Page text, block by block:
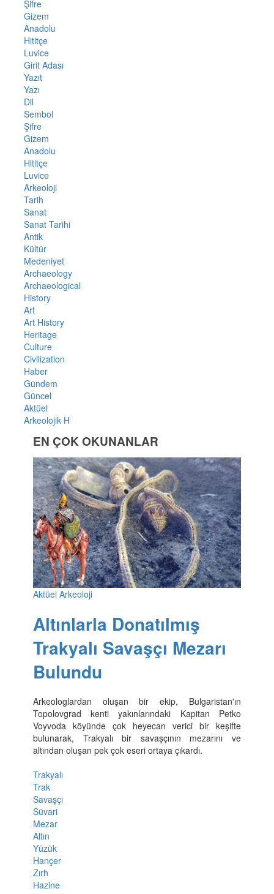
Şifre
Gizem
Anadolu
Hititçe
Luvice
Girit Adası
Yazıt
Yazı
Dil
Sembol
Şifre
Gizem
Anadolu
Hititçe
Luvice
Arkeoloji
Tarih
Sanat
Sanat Tarihi
Antik
Kültür
Medeniyet
Archaeology
Archaeological
History
Art
Art History
Heritage
Culture
Civilization
Haber
Gündem
Güncel
Aktüel
Arkeolojik H
EN ÇOK OKUNANLAR
Aktüel Arkeoloji
Altınlarla Donatılmış
Trakyalı Savaşçı Mezarı
Bulundu
Arkeologlardan oluşan bir ekip, Bulgaristan'ın
Topolovgrad kenti yakınlarındaki Kapitan Petko
Voyvoda köyünde çok heyecan verici bir keşifte
bulunarak, Trakyalı bir savaşçının mezarını ve
altından oluşan pek çok eseri ortaya çıkardı.
Trakyalı
Trak
Savaşçı
Süvari
Mezar
Altın
Yüzük
Hançer
Zırh
Hazine